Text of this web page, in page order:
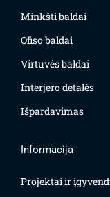
Minkšti baldai
Ofiso baldai
Virtuvės baldai
Interjero detalės
Išpardavimas
Informacija
Projektai ir